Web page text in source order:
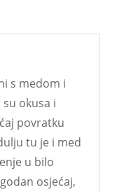
s medom i
okusa i
povratku
tu je i med
u bilo
osjećaj,